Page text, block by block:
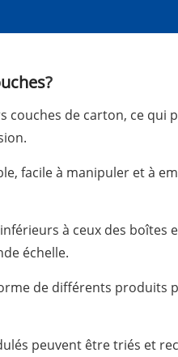
?
couches de carton, ce qui
facile à manipuler et à
à ceux des boîtes
échelle.
de différents produits
peuvent être triés et